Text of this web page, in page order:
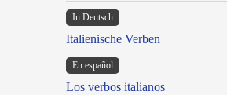
In Deutsch
Italienische Verben
En español
Los verbos italianos